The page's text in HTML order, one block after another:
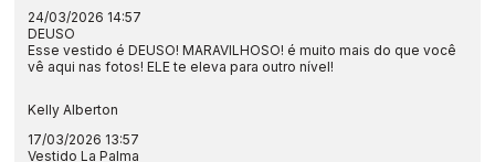
24/03/2026 14:57
DEUSO
Esse vestido é DEUSO! MARAVILHOSO! é muito mais do que você
vê aqui nas fotos! ELE te eleva para outro nível!
Kelly Alberton
17/03/2026 13:57
Vestido La Palma